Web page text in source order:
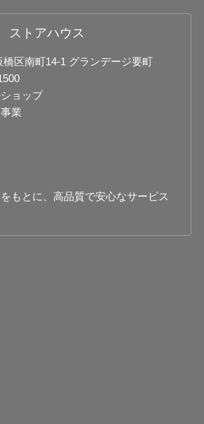
ストアハウス
区南町14-1 グランデージ要町
ョップ
業
もとに、高品質で安心なサービス